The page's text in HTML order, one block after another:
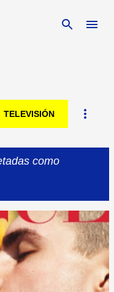
TELEVISIÓN
como